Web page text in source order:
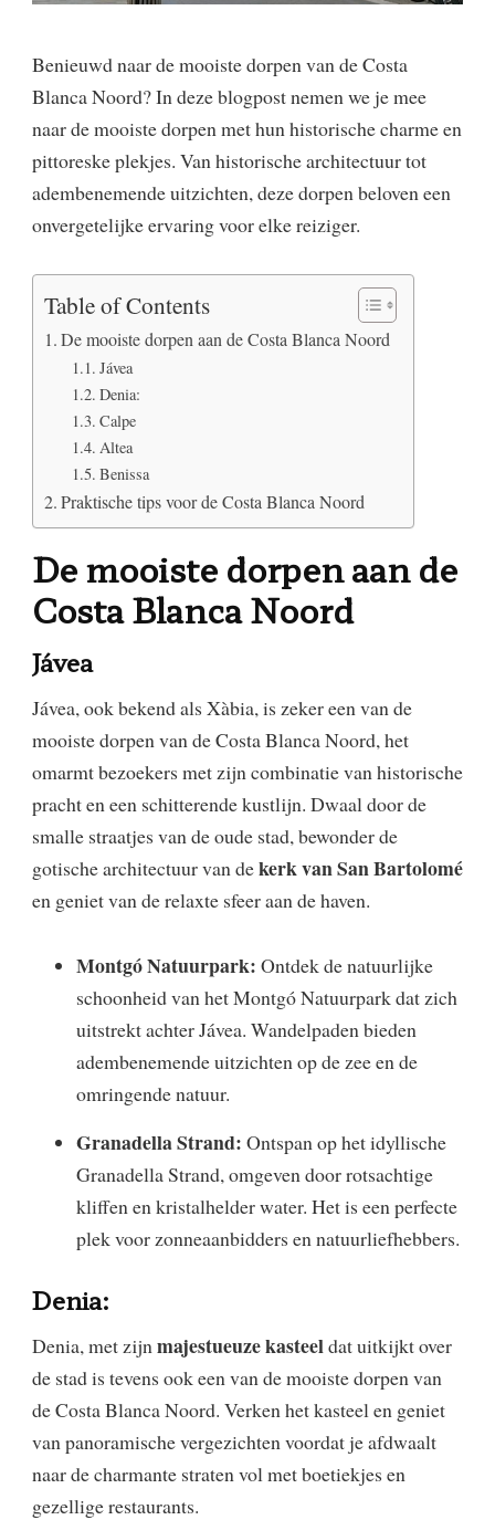
Benieuwd naar de mooiste dorpen van de Costa
Blanca Noord? In deze blogpost nemen we je mee
naar de mooiste dorpen met hun historische charme en
pittoreske plekjes. Van historische architectuur tot
adembenemende uitzichten, deze dorpen beloven een
onvergetelijke ervaring voor elke reiziger.
Table of Contents
De mooiste dorpen aan de Costa Blanca Noord
Jávea
Denia:
Calpe
Altea
Benissa
Praktische tips voor de Costa Blanca Noord
De mooiste dorpen aan de
Costa Blanca Noord
Jávea
Jávea, ook bekend als Xàbia, is zeker een van de
mooiste dorpen van de Costa Blanca Noord, het
omarmt bezoekers met zijn combinatie van historische
pracht en een schitterende kustlijn. Dwaal door de
smalle straatjes van de oude stad, bewonder de
gotische architectuur van dekerk van San Bartolomé
en geniet van de relaxte sfeer aan de haven.
Montgó Natuurpark: Ontdek de natuurlijke
schoonheid van het Montgó Natuurpark dat zich
uitstrekt achter Jávea. Wandelpaden bieden
adembenemende uitzichten op de zee en de
omringende natuur.
Granadella Strand: Ontspan op het idyllische
Granadella Strand, omgeven door rotsachtige
kliffen en kristalhelder water. Het is een perfecte
plek voor zonneaanbidders en natuurliefhebbers.
Denia:
Denia, met zijnmajestueuze kasteeldat uitkijkt over
de stad is tevens ook een van de mooiste dorpen van
de Costa Blanca Noord. Verken het kasteel en geniet
van panoramische vergezichten voordat je afdwaalt
naar de charmante straten vol met boetiekjes en
gezellige restaurants.